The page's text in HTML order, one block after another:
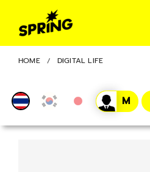
HOME DIGITAL LIFE